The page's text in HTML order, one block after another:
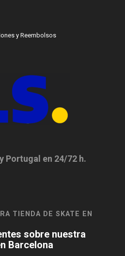
y Reembolsos
Portugal en 24/72 h.
TIENDA DE SKATE EN
sobre nuestra
Barcelona